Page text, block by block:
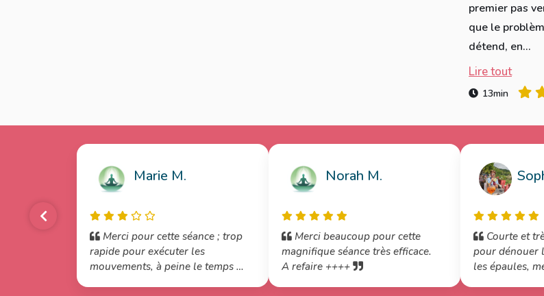
premier pas
que le
détend, en...
Lire tout
13min
Marie M.
Merci pour cette séance ; trop
rapide pour exécuter les
mouvements, à peine le temps de
Norah M.
Merci beaucoup pour cette
magnifique séance très efficace.
A refaire ++++
Courte et
pour dénouer
les épaules,